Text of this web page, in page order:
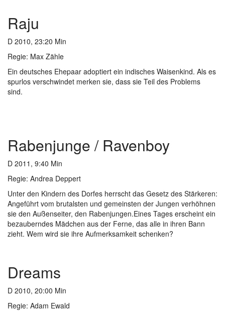
Raju
D 2010, 23:20 Min
Regie: Max Zähle
Ein deutsches Ehepaar adoptiert ein indisches Waisenkind. Als es
spurlos verschwindet merken sie, dass sie Teil des Problems
sind.
Rabenjunge / Ravenboy
D 2011, 9:40 Min
Regie: Andrea Deppert
Unter den Kindern des Dorfes herrscht das Gesetz des Stärkeren:
Angeführt vom brutalsten und gemeinsten der Jungen verhöhnen
sie den Außenseiter, den Rabenjungen.Eines Tages erscheint ein
bezauberndes Mädchen aus der Ferne, das alle in ihren Bann
zieht. Wem wird sie ihre Aufmerksamkeit schenken?
Dreams
D 2010, 20:00 Min
Regie: Adam Ewald